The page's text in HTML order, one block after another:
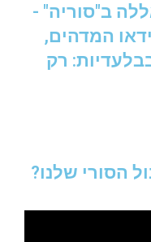
ב"סוריה" -
המדהים,
רק
הסורי שלנו?